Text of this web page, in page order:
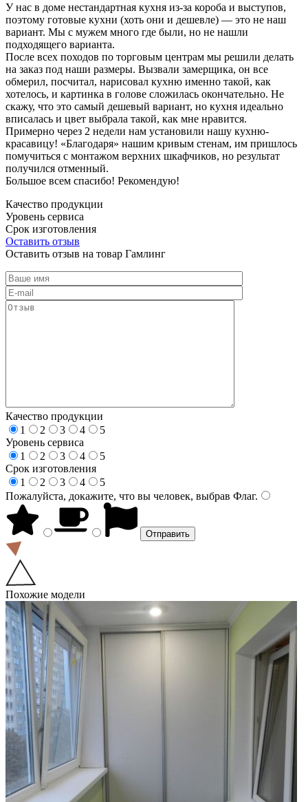
У нас в доме нестандартная кухня из-за короба и выступов,
поэтому готовые кухни (хоть они и дешевле) — это не наш
вариант. Мы с мужем много где были, но не нашли
подходящего варианта.
После всех походов по торговым центрам мы решили делать
на заказ под наши размеры. Вызвали замерщика, он все
обмерил, посчитал, нарисовал кухню именно такой, как
хотелось, и картинка в голове сложилась окончательно. Не
скажу, что это самый дешевый вариант, но кухня идеально
вписалась и цвет выбрала такой, как мне нравится.
Примерно через 2 недели нам установили нашу кухню-
красавицу! «Благодаря» нашим кривым стенам, им пришлось
помучиться с монтажом верхних шкафчиков, но результат
получился отменный.
Большое всем спасибо! Рекомендую!
Качество продукции
Уровень сервиса
Срок изготовления
Оставить отзыв
Оставить отзыв на товар Гамлинг
Качество продукции
1
2 3 4
5
Уровень сервиса
1
2 3 4
5
Срок изготовления
1
2 3 4
5
Пожалуйста, докажите, что вы человек, выбрав Флаг.
Похожие модели